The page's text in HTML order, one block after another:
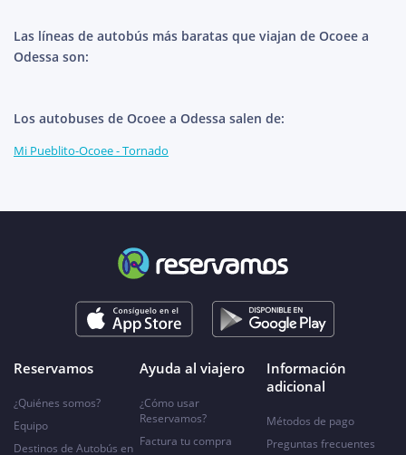
Las líneas de autobús más baratas que viajan de Ocoee a
Odessa son:
Los autobuses de Ocoee a Odessa salen de:
Mi Pueblito-Ocoee - Tornado
Reservamos
¿Quiénes somos?
Equipo
Destinos de Autobús en
Ayuda al viajero
¿Cómo usar
Reservamos?
Factura tu compra
Información
adicional
Métodos de pago
Preguntas frecuentes